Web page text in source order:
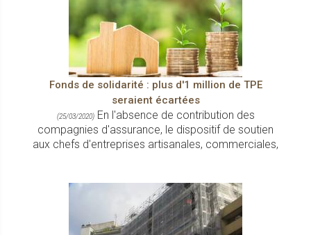
Fonds de solidarité : plus d'1 million de TPE
seraient écartées
(25/03/2020)En l'absence de contribution des
compagnies d'assurance, le dispositif de soutien
aux chefs d'entreprises artisanales, commerciales,